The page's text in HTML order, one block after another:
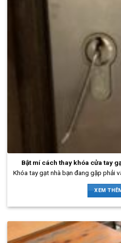
Bật mí cách thay khóa cửa tay
Khóa tay gạt nhà bạn đang gặp phải
XEM